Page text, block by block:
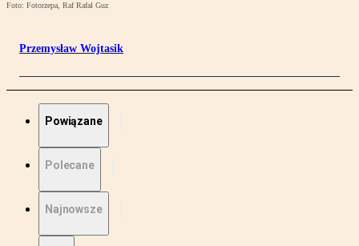
Foto: Fotorzepa, Raf Rafał Guz
Przemysław Wojtasik
Powiązane
Polecane
Najnowsze